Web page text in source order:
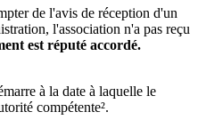
de l'avis de réception d'un
l'association n'a pas reçu
est réputé accordé.
à la date à laquelle le
compétente².